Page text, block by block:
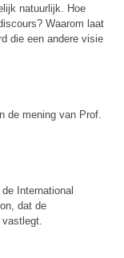
natuurlijk. Hoe
Waarom laat
die een andere visie
de mening van Prof.
de International
dat de
vastlegt.